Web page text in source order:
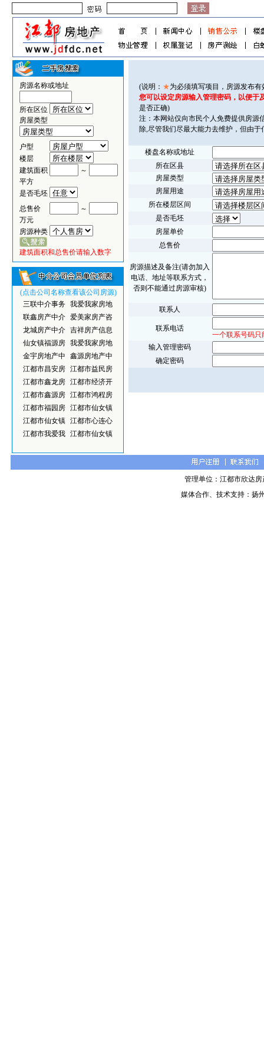
房源名称或地址
所在区位
房屋类型
户型
楼层
建筑面积
～
平方
是否毛坯
总售价
～
万元
房源种类
建筑面积和总售价请输入数字
(点击公司名称查看该公司房源)
三联中介事务
我爱我家房地
联鑫房产中介
爱美家房产咨
龙城房产中介
吉祥房产信息
仙女镇福源房
我爱我家房地
金宇房地产中
鑫源房地产中
江都市昌安房
江都市益民房
江都市鑫龙房
江都市经济开
江都市鑫源房
江都市鸿程房
江都市福园房
江都市仙女镇
江都市仙女镇
江都市心连心
江都市我爱我
江都市仙女镇
(说明： ★为必须填写项目，房源发布
您可以设定房源输入管理密码，以便于
是否正确)
注：本网站仅向市民个人免费提供房源
除,尽管我们尽最大能力去维护，但由
楼盘名称或地址
所在区县
房屋类型
房屋用途
所在楼层区间
是否毛坯
房屋单价
总售价
房源描述及备注(请勿加入
电话、地址等联系方式，
否则不能通过房源审核)
联系人
联系电话
一个联系号码只
输入管理密码
确定密码
管理单位：江都市欣达
媒体合作、技术支持：扬